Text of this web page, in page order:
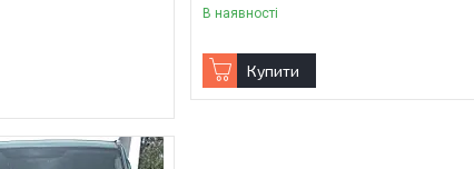
В наявності
Купити